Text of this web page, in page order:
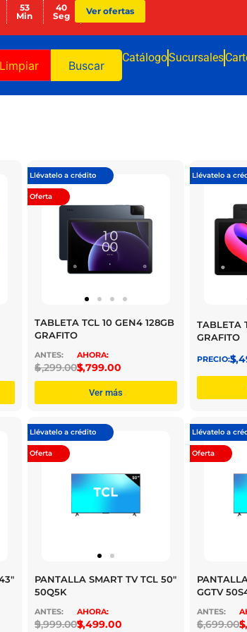
53
Min
40
Seg
Ver ofertas
Limpiar Buscar
CatálogoSucursales
Llévatelo a crédito
Oferta
TABLETA TCL 10 GEN4 128GB
GRAFITO
$
4,299.00$
3,799.00
Ver más
Llévatelo a
TABLETA
GRAFITO
$
Llévatelo a crédito
Oferta
PANTALLA SMART TV TCL 50″
50Q5K
$
9,999.00$
7,499.00
Llévatelo a
Oferta
GGTV
$
6,699.00$